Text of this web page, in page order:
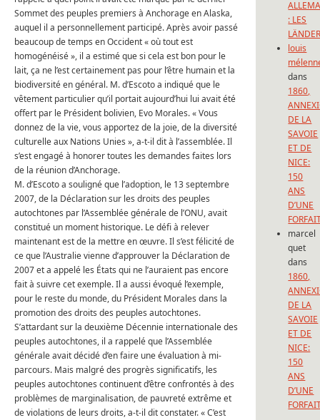
Sommet des peuples premiers à Anchorage en Alaska,
auquel il a personnellement participé.Après avoir passé
beaucoup de temps en Occident « où tout est
homogénéisé », il a estimé que si cela est bon pour le
lait, ça ne l’est certainement pas pour l’être humain et la
biodiversité en général. M. d’Escoto a indiqué que le
vêtement particulier qu’il portait aujourd’hui lui avait été
offert par le Président bolivien, Evo Morales.« Vous
donnez de la vie, vous apportez de la joie, de la diversité
culturelle aux Nations Unies », a-t-il dit à l’assemblée.Il
s’est engagé à honorer toutes les demandes faites lors
de la réunion d’Anchorage.
M. d’Escoto a souligné que l’adoption, le 13 septembre
2007, de la Déclaration sur les droits des peuples
autochtones par l’Assemblée générale de l’ONU, avait
constitué un moment historique. Le défi à relever
maintenant est de la mettre en œuvre.Il s’est félicité de
ce que l’Australie vienne d’approuver la Déclaration de
2007 et a appelé les États qui ne l’auraient pas encore
fait à suivre cet exemple.Il a aussi évoqué l’exemple,
pour le reste du monde, du Président Morales dans la
promotion des droits des peuples autochtones.
S’attardant sur la deuxième Décennie internationale des
peuples autochtones, il a rappelé que l’Assemblée
générale avait décidé d’en faire une évaluation à mi-
parcours. Mais malgré des progrès significatifs, les
peuples autochtones continuent d’être confrontés à des
problèmes de marginalisation, de pauvreté extrême et
de violations de leurs droits, a-t-il dit constater.« C’est
: LES
louis
dans
1860,
DE LA
SAVOIE
ET DE
NICE:
150
ANS
D’UNE
marcel
quet
dans
1860,
DE LA
SAVOIE
ET DE
NICE:
150
ANS
D’UNE